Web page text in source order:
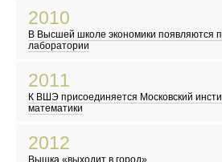
В Москве закрыли Черкизовский рынок
Конкурс «Евровидение» впервые прошел в
2010
В Высшей школе экономики появляются
лаборатории
В России становится заметным волонтерское
Выходит первый сезон сериала «Шерлок»
2011
К ВШЭ присоединяется Московский
математики
Волна протестов и восстаний в арабском мире
2012
Вышка «выходит в город»